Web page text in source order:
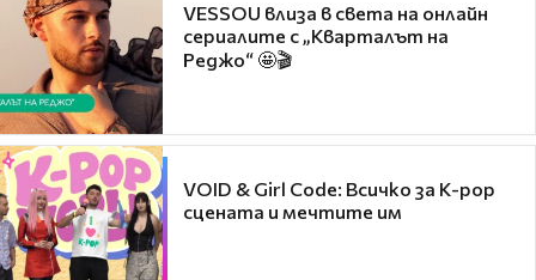
VESSOU влиза в света на онлайн
сериалите с „Кварталът на
Реджо“ 🤩🎬
VOID & Girl Code: Всичко за K-pop
сцената и мечтите им